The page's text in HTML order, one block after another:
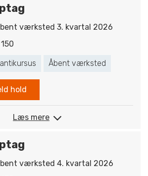
værksted 3. kvartal 2026
Åbent værksted
hold
Læs mere
værksted 4. kvartal 2026